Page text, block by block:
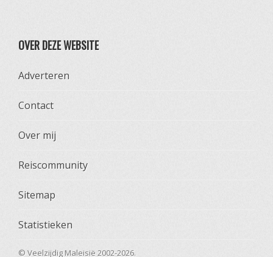
OVER DEZE WEBSITE
Adverteren
Contact
Over mij
Reiscommunity
Sitemap
Statistieken
© Veelzijdig Maleisië 2002-2026.